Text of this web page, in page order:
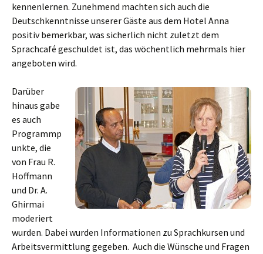
kennenlernen. Zunehmend machten sich auch die
Deutschkenntnisse unserer Gäste aus dem Hotel Anna
positiv bemerkbar, was sicherlich nicht zuletzt dem
Sprachcafé geschuldet ist, das wöchentlich mehrmals hier
angeboten wird.
Darüber
hinaus gabe
es auch
Programmp
unkte, die
von Frau R.
Hoffmann
und Dr. A.
Ghirmai
moderiert
wurden. Dabei wurden Informationen zu Sprachkursen und
Arbeitsvermittlung gegeben. Auch die Wünsche und Fragen